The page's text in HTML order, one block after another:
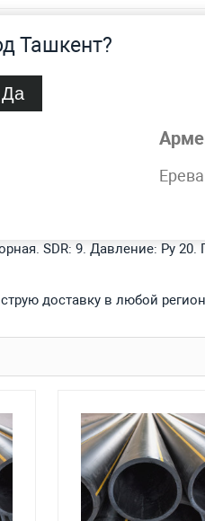
Ташкент?
Да
SDR: 9. Давление: Ру
доставку в любой